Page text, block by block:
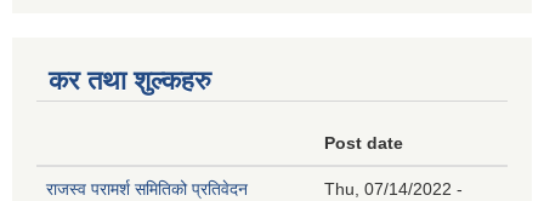
कर तथा शुल्कहरु
Post date
राजस्व परामर्श समितिको प्रतिवेदन
Thu, 07/14/2022 -